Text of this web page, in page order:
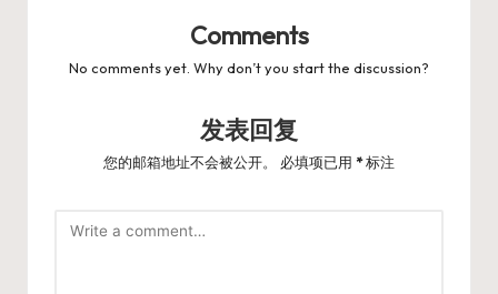
Comments
No comments yet. Why don’t you start the discussion?
发表回复
您的邮箱地址不会被公开。 必填项已用 *标注